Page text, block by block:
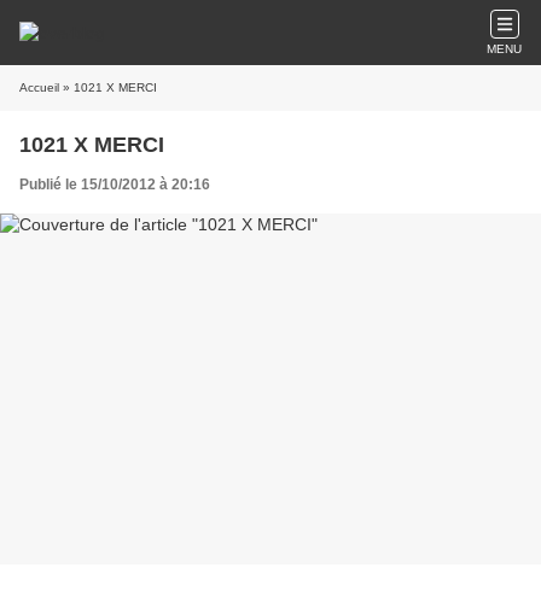
MENU
Accueil » 1021 X MERCI
1021 X MERCI
Publié le 15/10/2012 à 20:16